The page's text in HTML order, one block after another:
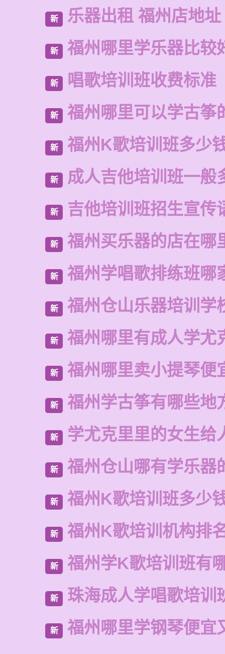
新 乐器出租 福州店地址
新 福州哪里学乐器比较
新 唱歌培训班收费标准
新 福州哪里可以学古筝
新 福州K歌培训班多少
新 成人吉他培训班一般
新 吉他培训班招生宣传
新 福州买乐器的店在哪
新 福州学唱歌排练班哪
新 福州仓山乐器培训学
新 福州哪里有成人学尤
新 福州哪里卖小提琴便
新 福州学古筝有哪些地
新 学尤克里里的女生给
新 福州仓山哪有学乐器
新 福州K歌培训班多少
新 福州K歌培训机构排
新 福州学K歌培训班有
新 珠海成人学唱歌培训
新 福州哪里学钢琴便宜